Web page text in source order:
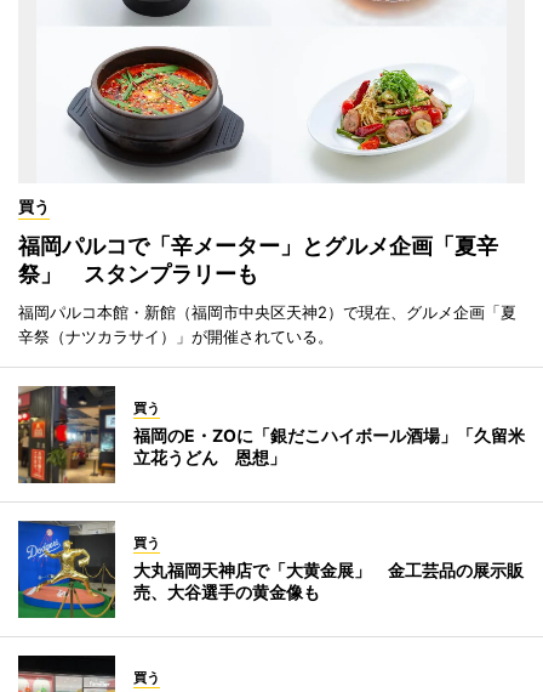
買う
福岡パルコで「辛メーター」とグルメ企画「夏辛
祭」 スタンプラリーも
福岡パルコ本館・新館（福岡市中央区天神2）で現在、グルメ企画「夏
辛祭（ナツカラサイ）」が開催されている。
買う
福岡のE・ZOに「銀だこハイボール酒場」「久留米
立花うどん 恩想」
買う
大丸福岡天神店で「大黄金展」 金工芸品の展示販
売、大谷選手の黄金像も
買う